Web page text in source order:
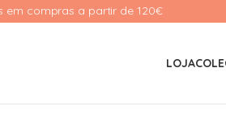
LOJA
em compras a partir de 120€